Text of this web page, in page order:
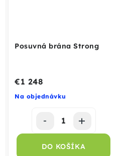
Posuvná brána Strong
Na objednávku
€1 248
DO KOŠÍKA